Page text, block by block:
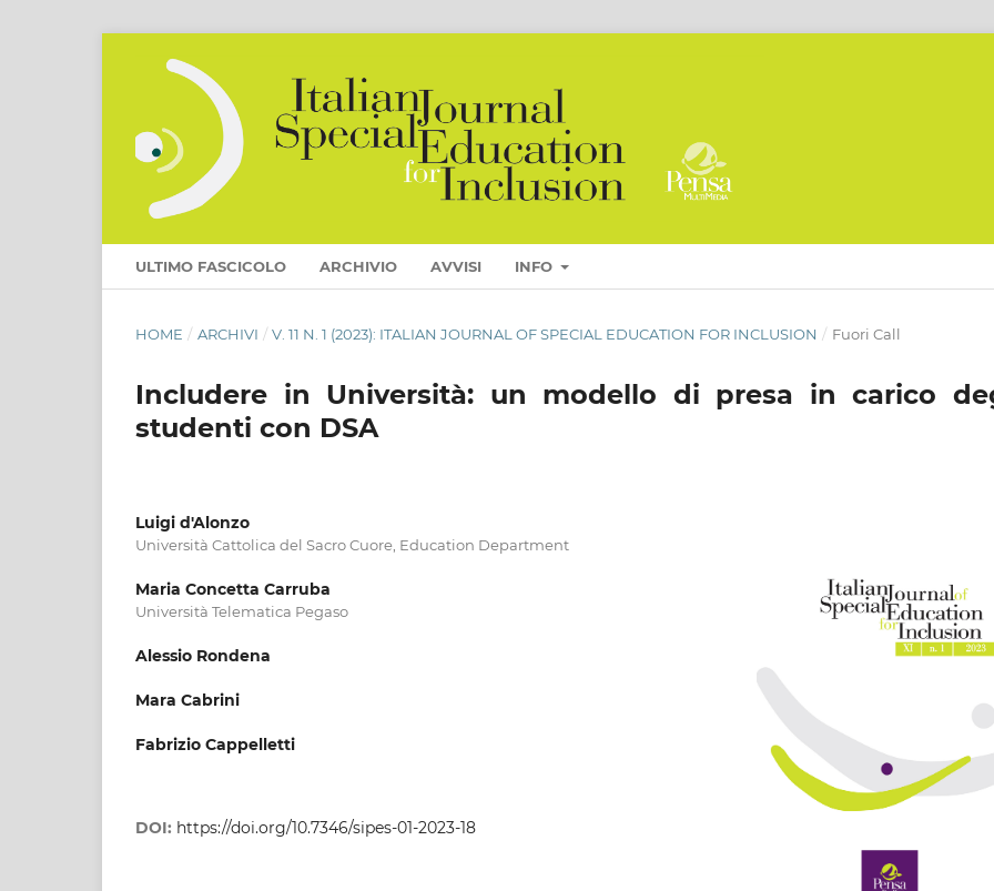
ULTIMO FASCICOLO ARCHIVIO AVVISI INFO
HOME / ARCHIVI / V. 11 N. 1 (2023): ITALIAN JOURNAL OF SPECIAL EDUCATION FOR INCLUSION / Fuori Call
Includere in Università: un modello di presa in carico
studenti con DSA
Luigi d'Alonzo
Università Cattolica del Sacro Cuore, Education Department
Maria Concetta Carruba
Università Telematica Pegaso
Alessio Rondena
Mara Cabrini
Fabrizio Cappelletti
DOI: https://doi.org/10.7346/sipes-01-2023-18